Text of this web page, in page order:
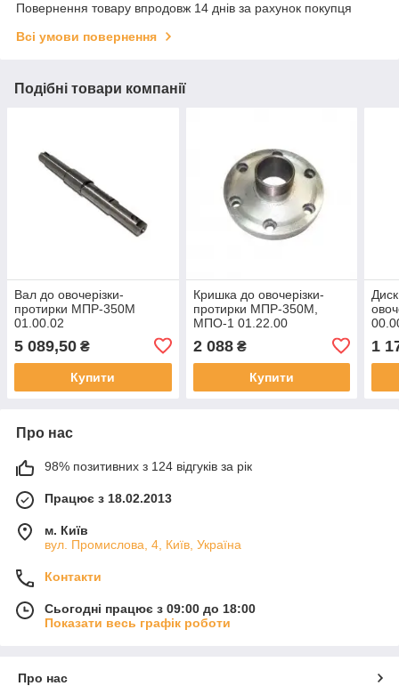
Повернення товару впродовж 14 днів за рахунок покупця
Всі умови повернення
Подібні товари компанії
Вал до овочерізки-
протирки МПР-350М
01.00.02
5 089,50 ₴
Купити
Кришка до овочерізки-
протирки МПР-350М,
МПО-1 01.22.00
2 088₴
Купити
1
Про нас
98% позитивних з 124 відгуків за рік
Працює з 18.02.2013
м. Київ
вул. Промислова, 4, Київ, Україна
Контакти
Сьогодні працює з 09:00 до 18:00
Показати весь графік роботи
Про нас